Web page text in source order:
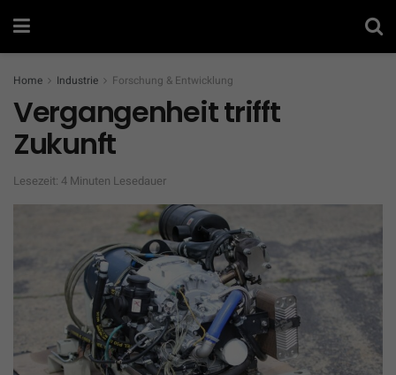
Home Industrie Forschung & Entwicklung
Vergangenheit trifft
Zukunft
Lesezeit: 4 Minuten Lesedauer